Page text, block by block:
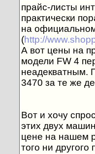
прайс-листы
практически
на
(http://
А вот цены на
модели FW 4
неадекватным.
3470 за те же
Вот и хочу
этих двух
цене на нашем
того ни